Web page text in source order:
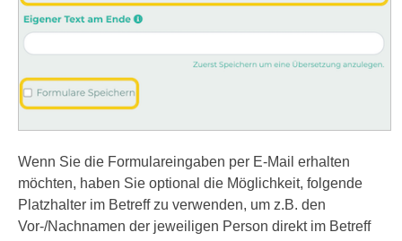
Wenn Sie die Formulareingaben per E-Mail erhalten
möchten, haben Sie optional die Möglichkeit, folgende
Platzhalter im Betreff zu verwenden, um z.B. den
Vor-/Nachnamen der jeweiligen Person direkt im Betreff